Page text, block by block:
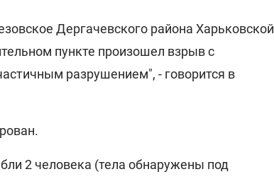
Дергачевского района Харьковской
пункте произошел взрыв с
разрушением", - говорится в
2 человека (тела обнаружены под